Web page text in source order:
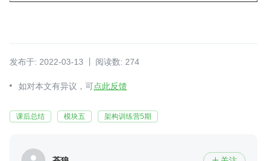
发布于: 2022-03-13 阅读数: 274
如对本文有异议，可点此反馈
课后总结 模块五 架构训练营5期